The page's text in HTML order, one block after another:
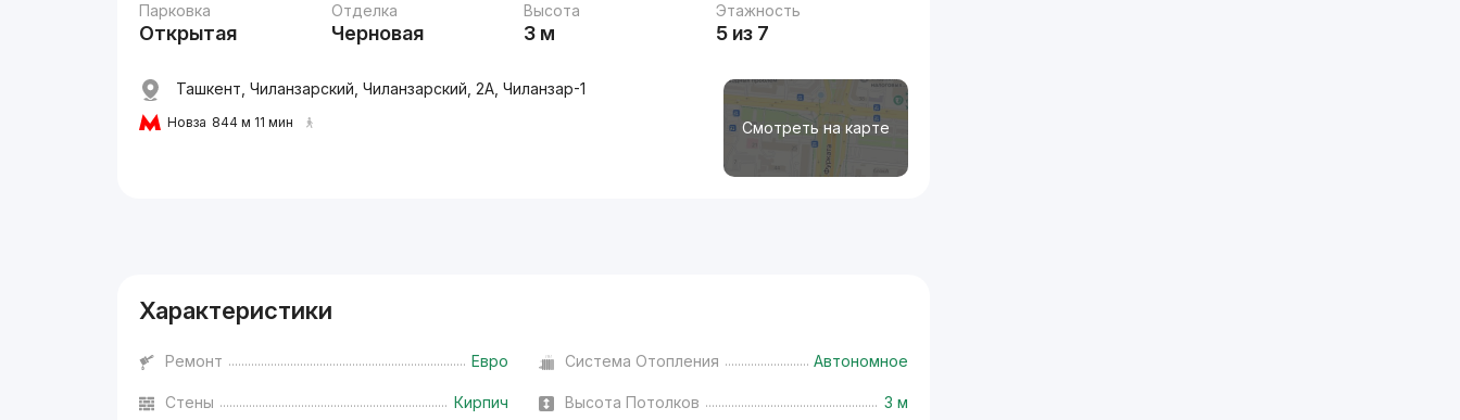
Парковка
Открытая
Отделка
Черновая
Высота
3 м
Этажность
5 из 7
Смотреть на карте
Ташкент, Чиланзарский, Чиланзарский, 2А, Чиланзар-1
Новза 844 м 11 мин
Характеристики
Ремонт Евро Система Отопления Автономное
Стены Кирпич Высота Потолков 3 м